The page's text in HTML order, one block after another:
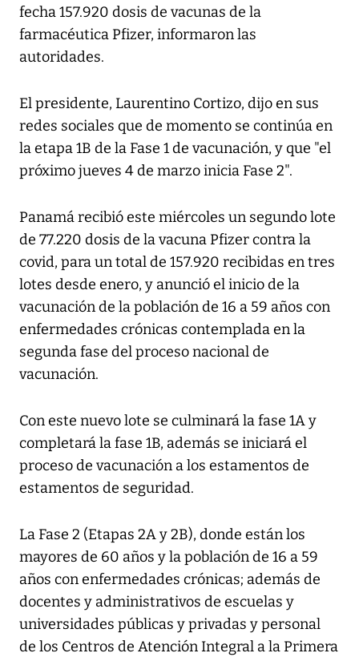
fecha 157.920 dosis de vacunas de la
farmacéutica Pfizer, informaron las
autoridades.
El presidente, Laurentino Cortizo, dijo en sus
redes sociales que de momento se continúa en
la etapa 1B de la Fase 1 de vacunación, y que "el
próximo jueves 4 de marzo inicia Fase 2".
Panamá recibió este miércoles un segundo lote
de 77.220 dosis de la vacuna Pfizer contra la
covid, para un total de 157.920 recibidas en tres
lotes desde enero, y anunció el inicio de la
vacunación de la población de 16 a 59 años con
enfermedades crónicas contemplada en la
segunda fase del proceso nacional de
vacunación.
Con este nuevo lote se culminará la fase 1A y
completará la fase 1B, además se iniciará el
proceso de vacunación a los estamentos de
estamentos de seguridad.
La Fase 2 (Etapas 2A y 2B), donde están los
mayores de 60 años y la población de 16 a 59
años con enfermedades crónicas; además de
docentes y administrativos de escuelas y
universidades públicas y privadas y personal
de los Centros de Atención Integral a la Primera